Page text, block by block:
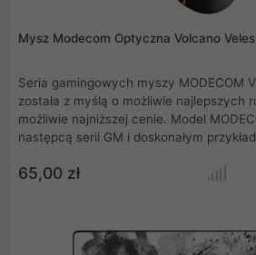
Mysz Modecom Optyczna Volcano
Seria gamingowych myszy MODECOM
została z myślą o możliwie najlepszych
możliwie najniższej cenie. Model
następcą serii GM i doskonałym
zbędnej spiny o headshoty i bez
sportowym mistrzem świata. Co więcej
konstrukcji. Sprawdzi się podczas nauki
dostarczając pożądaną precyzję i
65,00 zł